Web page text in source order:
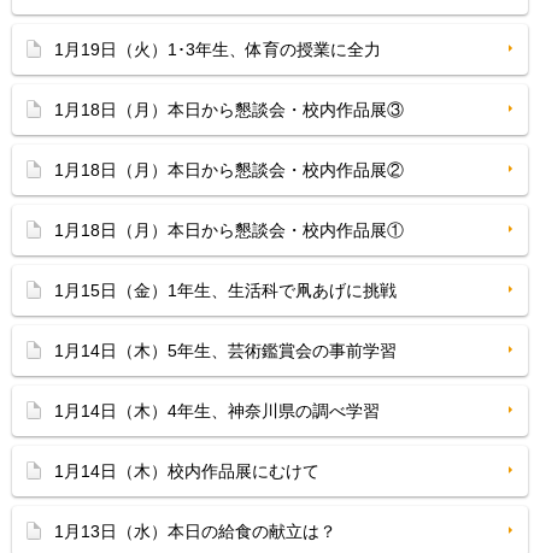
1月19日（火）1･3年生、体育の授業に全力
1月18日（月）本日から懇談会・校内作品展③
1月18日（月）本日から懇談会・校内作品展②
1月18日（月）本日から懇談会・校内作品展①
1月15日（金）1年生、生活科で凧あげに挑戦
1月14日（木）5年生、芸術鑑賞会の事前学習
1月14日（木）4年生、神奈川県の調べ学習
1月14日（木）校内作品展にむけて
1月13日（水）本日の給食の献立は？